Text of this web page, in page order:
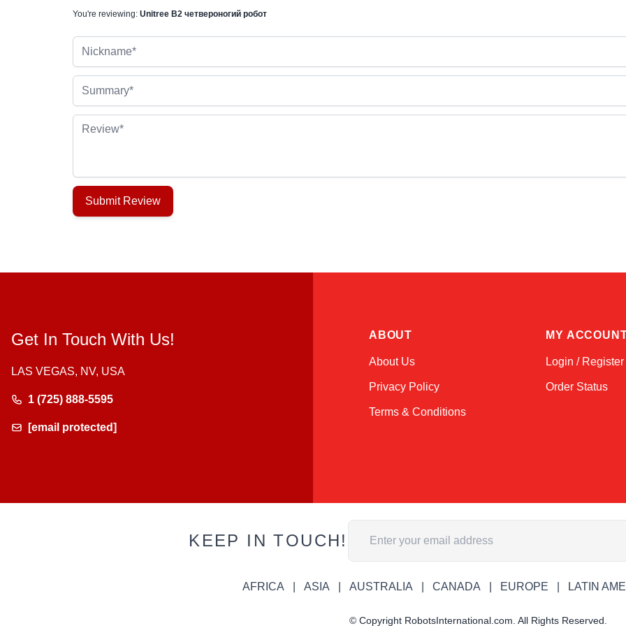
You're reviewing: Unitree B2 четвероногий робот
Review
Submit Review
Get In Touch With Us!
LAS VEGAS, NV, USA
1 (725) 888-5595
[email protected]
ABOUT
About Us
Privacy Policy
Terms & Conditions
MY
Login / Register
Order Status
KEEP IN TOUCH!
Адрес электронной почты
AFRICA ASIA AUSTRALIA CANADA EUROPE LATIN
© Copyright RobotsInternational.com. All Rights Reserved.